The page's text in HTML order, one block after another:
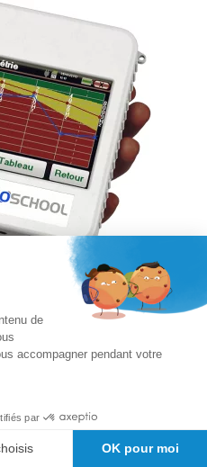
Echodia
de
accompagner pendant votre
par
OK pour moi